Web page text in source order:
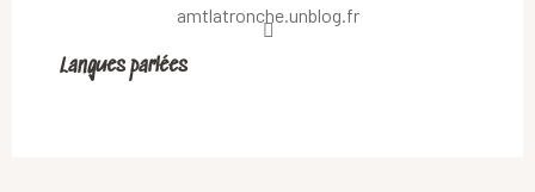
amtlatronche.unblog.fr
Langues parlées
Langues parlées